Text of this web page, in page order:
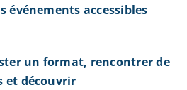
événements accessibles
un format, rencontrer de
et découvrir